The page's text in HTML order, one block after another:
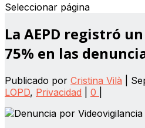
Seleccionar página
La AEPD registró
75% en las
Publicado por Cristina Vilà
LOPD, Privacidad 0